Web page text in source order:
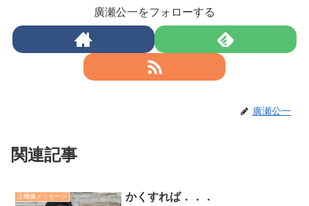
廣瀬公一をフォローする
廣瀬公一
関連記事
上機嫌メッセージ かくすれば．．．